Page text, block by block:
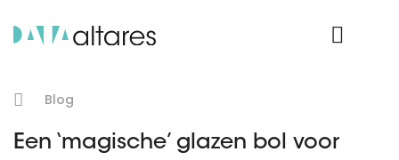
Blog
Een ‘magische’ glazen bol voor